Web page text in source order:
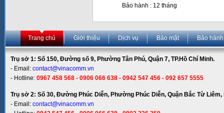
Bảo hành : 12 tháng
Trang chủ Giới thiệu Dịch vụ Bảo mật Bảo hành
Trụ sở 1: Số 150, Đường số 9, Phường Tân Phú, Quận 7, TP.Hồ Chí Minh.
- Email: contact@vinacomm.vn
- Hotline: 0967 458 568 - 0906 066 638 - 0942 547 456 - 092 657 5555
Trụ sở 2: Số 30, Đường Phúc Diễn, Phường Phúc Diễn, Quận Bắc Từ Liêm,
- Email: contact@vinacomm.vn